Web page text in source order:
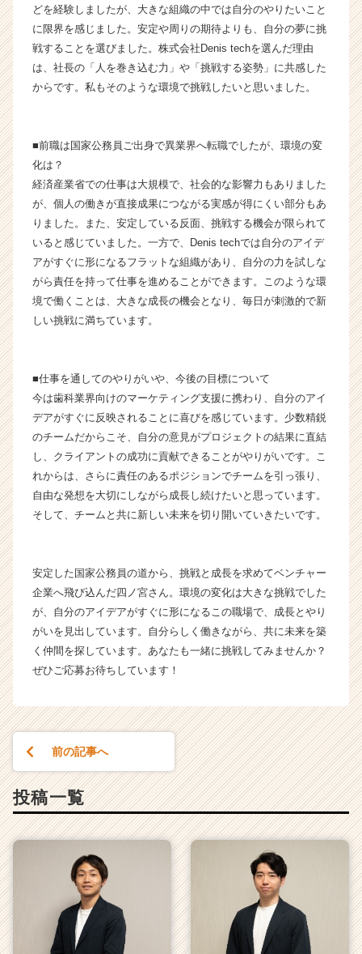
e
h
の
タ
ラ
|
ベ
ン
チ
ャ
ー・
成
長
企
ら
ス
カ
ウ
が
届
く
就
イ
チ
ア
キ
ャ
リ
e
r
e
どを経験しましたが、大きな組織の中では自分のやりたいこと
に限界を感じました。安定や周りの期待よりも、自分の夢に挑
戦することを選びました。株式会社Denis techを選んだ理由
は、社長の「人を巻き込む力」や「挑戦する姿勢」に共感した
からです。私もそのような環境で挑戦したいと思いました。
■前職は国家公務員ご出身で異業界へ転職でしたが、環境の変
化は？
経済産業省での仕事は大規模で、社会的な影響力もありました
が、個人の働きが直接成果につながる実感が得にくい部分もあ
りました。また、安定している反面、挑戦する機会が限られて
いると感じていました。一方で、Denis techでは自分のアイデ
アがすぐに形になるフラットな組織があり、自分の力を試しな
がら責任を持って仕事を進めることができます。このような環
境で働くことは、大きな成長の機会となり、毎日が刺激的で新
しい挑戦に満ちています。
■仕事を通してのやりがいや、今後の目標について
今は歯科業界向けのマーケティング支援に携わり、自分のアイ
デアがすぐに反映されることに喜びを感じています。少数精鋭
のチームだからこそ、自分の意見がプロジェクトの結果に直結
し、クライアントの成功に貢献できることがやりがいです。こ
れからは、さらに責任のあるポジションでチームを引っ張り、
自由な発想を大切にしながら成長し続けたいと思っています。
そして、チームと共に新しい未来を切り開いていきたいです。
安定した国家公務員の道から、挑戦と成長を求めてベンチャー
企業へ飛び込んだ四ノ宮さん。環境の変化は大きな挑戦でした
が、自分のアイデアがすぐに形になるこの職場で、成長とやり
がいを見出しています。自分らしく働きながら、共に未来を築
く仲間を探しています。あなたも一緒に挑戦してみませんか？
ぜひご応募お待ちしています！
前の記事へ
投稿一覧